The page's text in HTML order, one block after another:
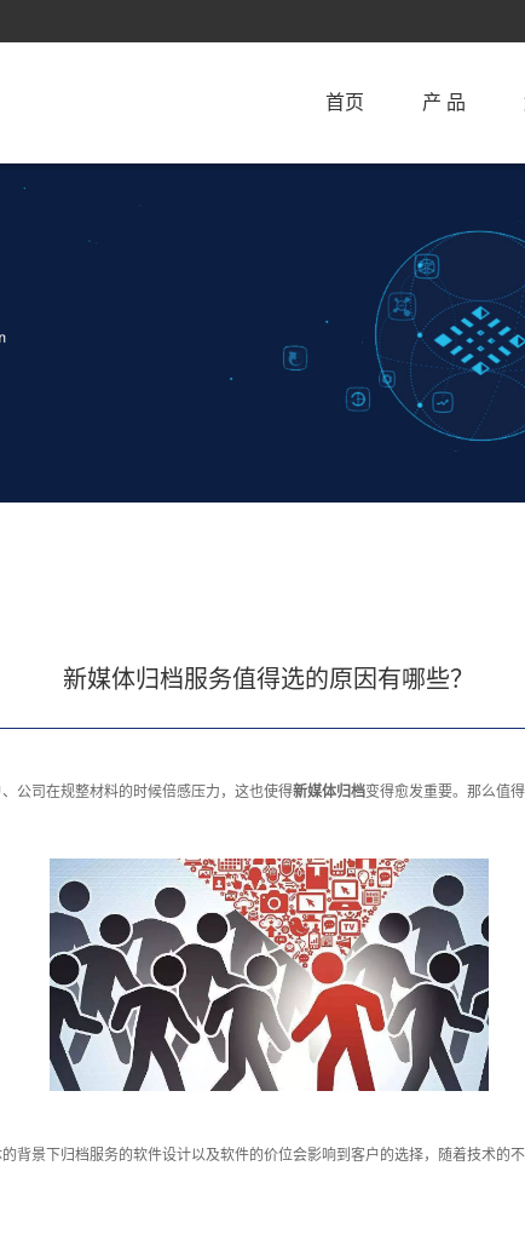
首页 产 品
新媒体归档服务值得选的原因有哪些？
公司在规整材料的时候倍感压力，这也使得新媒体归档变得愈发重要。那么值
背景下归档服务的软件设计以及软件的价位会影响到客户的选择，随着技术的